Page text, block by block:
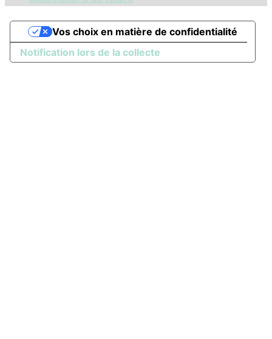
Notification lors de la collecte
Vos choix en matière de confidentialité